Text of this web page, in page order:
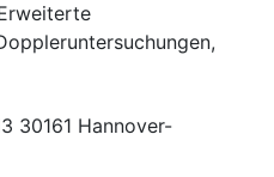
30161 Hannover-